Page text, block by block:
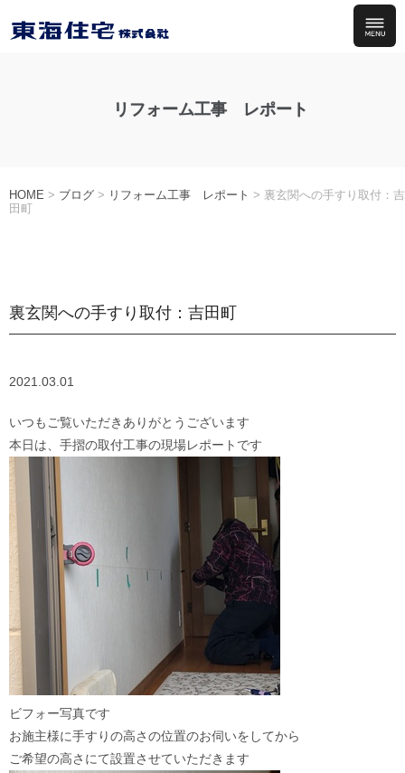
リフォーム工事 レポート
HOME > ブログ > リフォーム工事 レポート > 裏玄関への手すり取付：吉
田町
裏玄関への手すり取付：吉田町
2021.03.01
いつもご覧いただきありがとうございます
本日は、手摺の取付工事の現場レポートです
ビフォー写真です
お施主様に手すりの高さの位置のお伺いをしてから
ご希望の高さにて設置させていただきます